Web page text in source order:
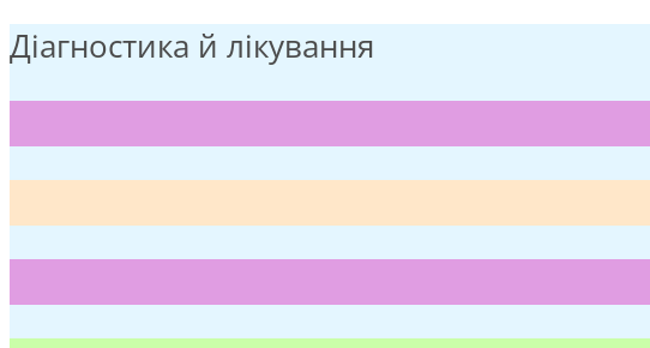
Діагностика й лікування